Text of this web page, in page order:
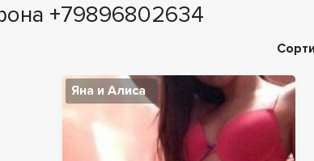
+79896802634
Яна и Алиса